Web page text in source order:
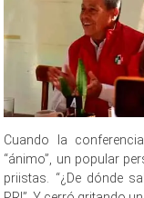
Cuando la
“ánimo”, un popular
priistas. “¿De dónde